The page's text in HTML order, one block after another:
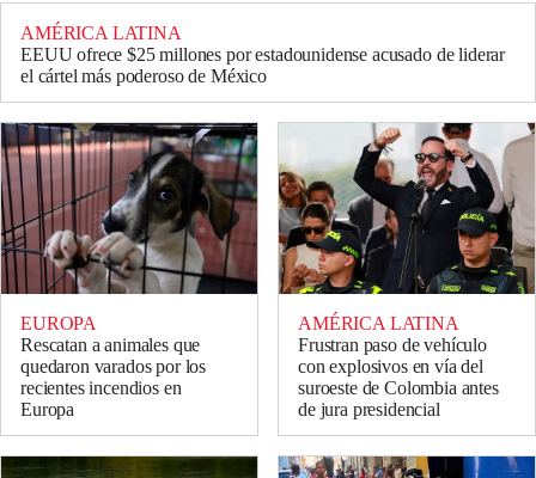
AMÉRICA LATINA
EEUU ofrece $25 millones por estadounidense acusado de liderar
el cártel más poderoso de México
EUROPA
Rescatan a animales que
quedaron varados por los
recientes incendios en
Europa
AMÉRICA LATINA
Frustran paso de vehículo
con explosivos en vía del
suroeste de Colombia antes
de jura presidencial